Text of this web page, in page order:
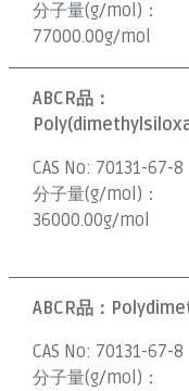
分子量(g/mol)：
77000.00g/mol
ABCR品：
CAS No: 70131-67-8
分子量(g/mol)：
36000.00g/mol
ABCR品：
CAS No: 70131-67-8
分子量(g/mol)：